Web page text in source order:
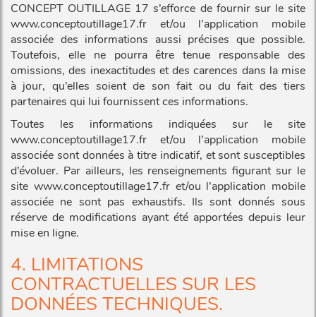
CONCEPT OUTILLAGE 17 s’efforce de fournir sur le site
www.conceptoutillage17.fr et/ou l’application mobile
associée des informations aussi précises que possible.
Toutefois, elle ne pourra être tenue responsable des
omissions, des inexactitudes et des carences dans la mise
à jour, qu’elles soient de son fait ou du fait des tiers
partenaires qui lui fournissent ces informations.
Toutes les informations indiquées sur le site
www.conceptoutillage17.fr et/ou l’application mobile
associée sont données à titre indicatif, et sont susceptibles
d’évoluer. Par ailleurs, les renseignements figurant sur le
site www.conceptoutillage17.fr et/ou l’application mobile
associée ne sont pas exhaustifs. Ils sont donnés sous
réserve de modifications ayant été apportées depuis leur
mise en ligne.
4. LIMITATIONS
CONTRACTUELLES SUR LES
DONNÉES TECHNIQUES.